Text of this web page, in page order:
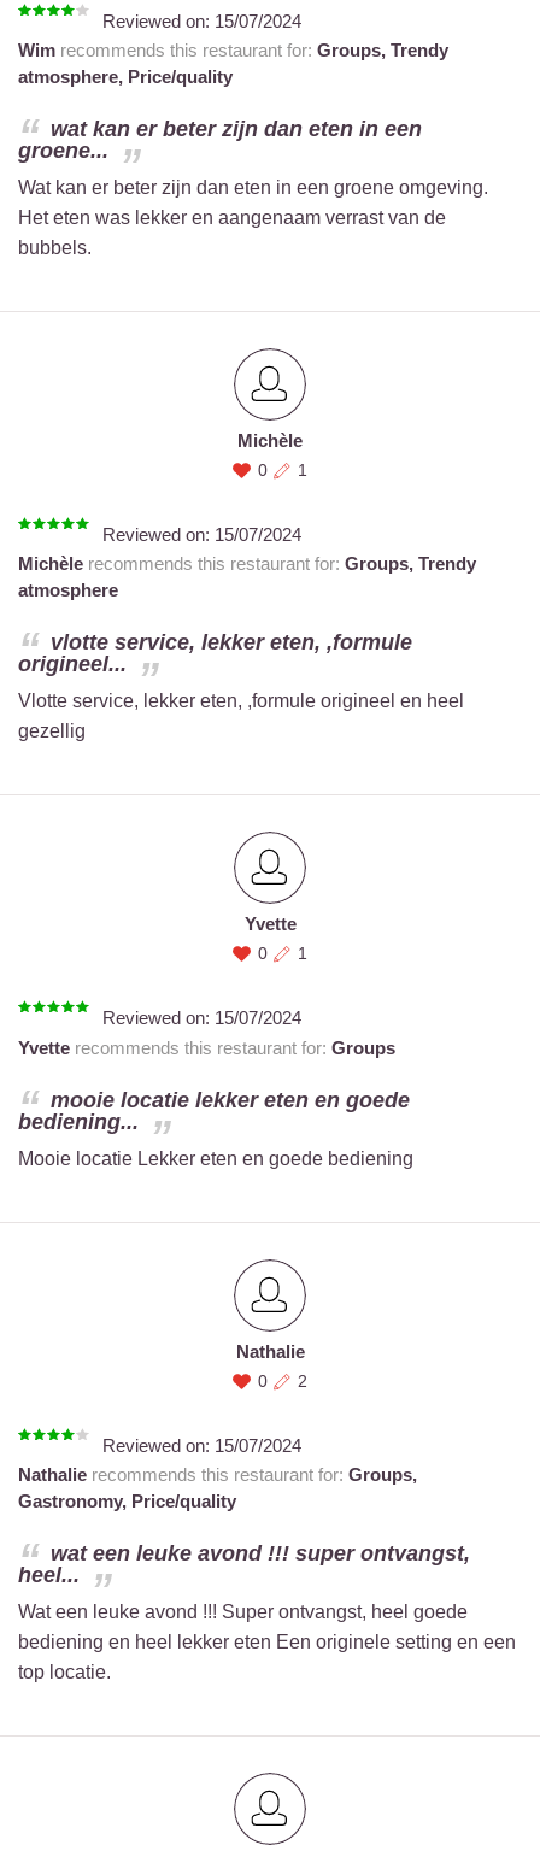
Reviewed on: 15/07/2024
Wim recommends this restaurant for: Groups, Trendy
atmosphere, Price/quality
wat kan er beter zijn dan eten in een
groene...
Wat kan er beter zijn dan eten in een groene omgeving.
Het eten was lekker en aangenaam verrast van de
bubbels.
Michèle
0 1
Reviewed on: 15/07/2024
Michèle recommends this restaurant for: Groups, Trendy
atmosphere
vlotte service, lekker eten, ,formule
origineel...
Vlotte service, lekker eten, ,formule origineel en heel
gezellig
Yvette
0 1
Reviewed on: 15/07/2024
Yvette recommends this restaurant for: Groups
mooie locatie lekker eten en goede
bediening...
Mooie locatie Lekker eten en goede bediening
Nathalie
0 2
Reviewed on: 15/07/2024
Nathalie recommends this restaurant for: Groups,
Gastronomy, Price/quality
wat een leuke avond !!! super ontvangst,
heel...
Wat een leuke avond !!! Super ontvangst, heel goede
bediening en heel lekker eten Een originele setting en een
top locatie.